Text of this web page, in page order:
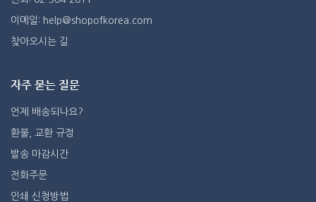
이메일: help@shopofkorea.com
찾아오시는 길
자주 묻는 질문
언제 배송되나요?
환불, 교환 규정
발송 마감시간
전화주문
인쇄 신청방법